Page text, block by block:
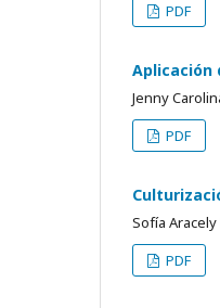
PDF
Aplicación
Jenny
PDF
Sofía
PDF